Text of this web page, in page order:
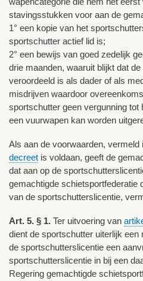
stavingsstukken voor aan de
1° een kopie van het
sportschutter actief lid is;
2° een bewijs van goed zedelijk
drie maanden, waaruit blijkt dat
veroordeeld is als dader of als
misdrijven waardoor
sportschutter geen vergunning tot
een vuurwapen kan worden
Als aan de voorwaarden, vermeld
decreet is voldaan, geeft de
dat aan op de
gemachtigde schietsportfederatie
van de sportschutterslicentie,
Art. 5. § 1. Ter uitvoering van
dient de sportschutter uiterlijk
de sportschutterslicentie een
sportschutterslicentie in bij een
Regering gemachtigde